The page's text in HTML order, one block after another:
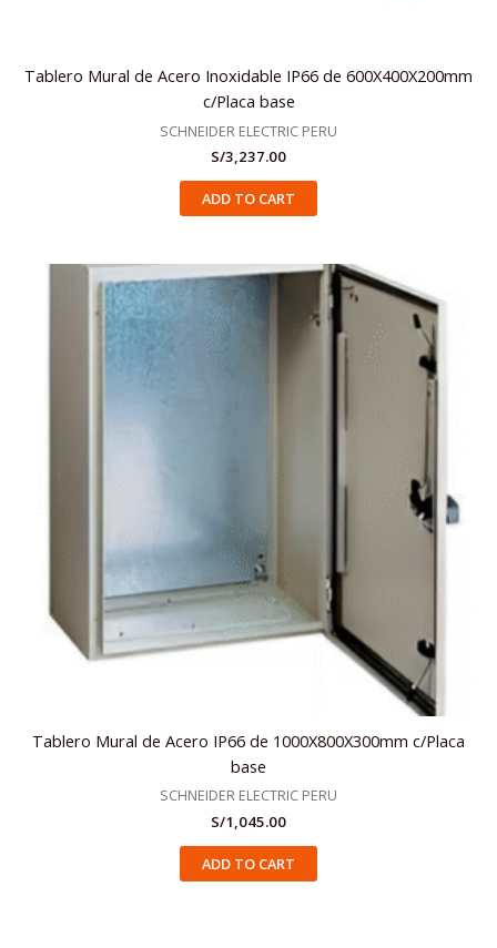
Tablero Mural de Acero Inoxidable IP66 de 600X400X200mm
c/Placa base
SCHNEIDER ELECTRIC PERU
S/3,237.00
ADD TO CART
Tablero Mural de Acero IP66 de 1000X800X300mm c/Placa
base
SCHNEIDER ELECTRIC PERU
S/1,045.00
ADD TO CART